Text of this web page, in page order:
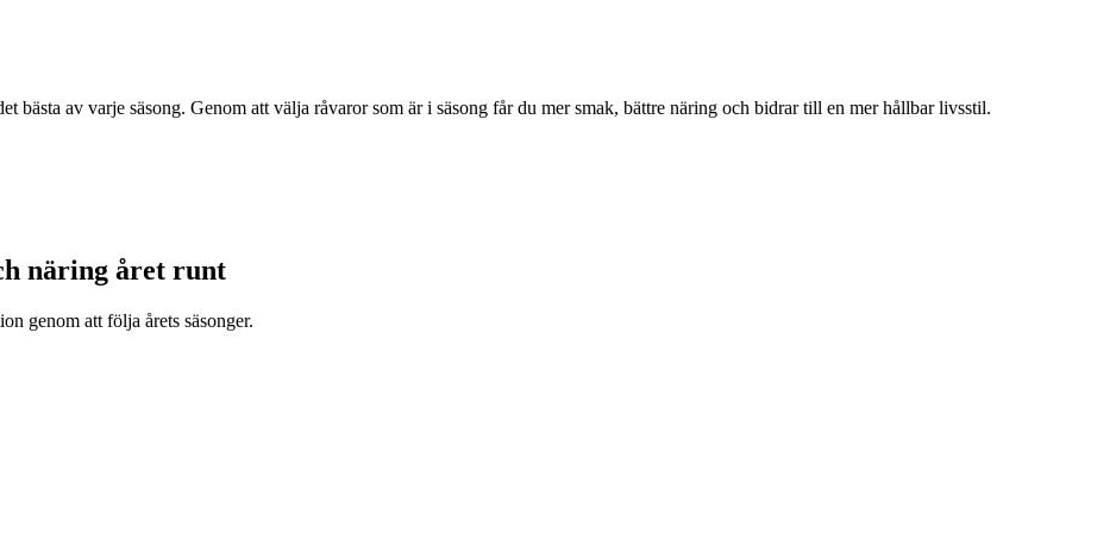
bästa av varje säsong. Genom att välja råvaror som är i säsong får du mer smak, bättre näring och bidrar till en mer hållbar livsstil.
näring året runt
genom att följa årets säsonger.